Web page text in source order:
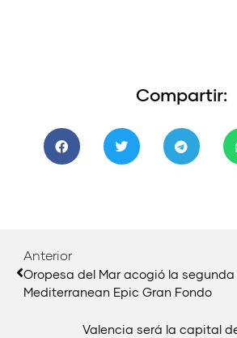
Compartir:
Anterior
Oropesa del Mar acogió la
Mediterranean Epic Gran Fondo
Valencia será la capital